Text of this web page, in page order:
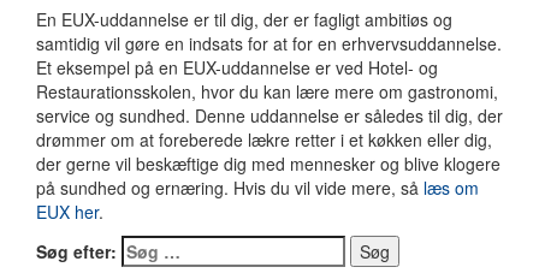
En EUX-uddannelse er til dig, der er fagligt ambitiøs og
samtidig vil gøre en indsats for at for en erhvervsuddannelse.
Et eksempel på en EUX-uddannelse er ved Hotel- og
Restaurationsskolen, hvor du kan lære mere om gastronomi,
service og sundhed. Denne uddannelse er således til dig, der
drømmer om at foreberede lækre retter i et køkken eller dig,
der gerne vil beskæftige dig med mennesker og blive klogere
på sundhed og ernæring. Hvis du vil vide mere, så læs om
EUX her.
Søg efter: